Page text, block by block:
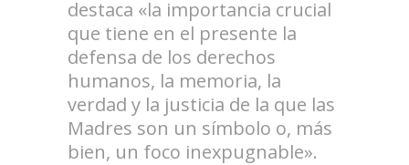
destaca «la importancia crucial
que tiene en el presente la
defensa de los derechos
humanos, la memoria, la
verdad y la justicia de la que las
Madres son un símbolo o, más
bien, un foco inexpugnable».